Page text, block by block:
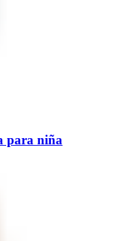
para niña